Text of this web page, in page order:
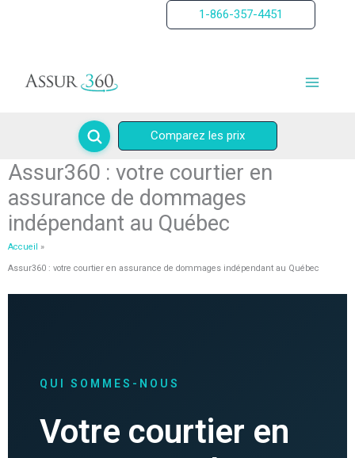
1-866-357-4451
Comparez les prix
Assur360 : votre courtier en
assurance de dommages
indépendant au Québec
Accueil
Assur360 : votre courtier en assurance de dommages indépendant au Québec
QUI SOMMES-NOUS
Votre courtier en